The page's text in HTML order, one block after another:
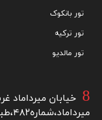
تور بانکوک
تور ترکیه
تور مالدیو
خیابان میرداماد
میرداماد،شماره۴۸۲،طبقه اول شرقی،واحد ۴